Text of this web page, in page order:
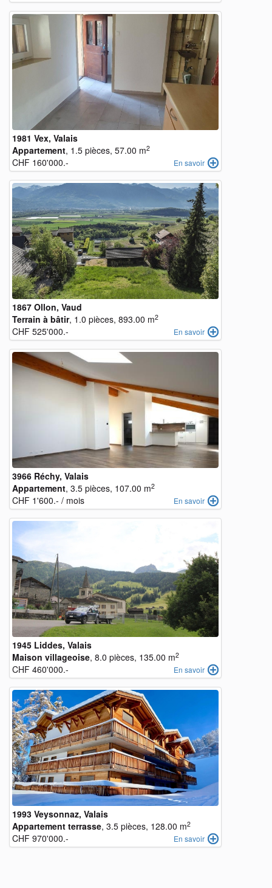
1981 Vex, Valais
Appartement, 1.5 pièces, 57.00 m2
CHF 160'000.- En savoir
1867 Ollon, Vaud
Terrain à bâtir, 1.0 pièces, 893.00 m2
CHF 525'000.- En savoir
3966 Réchy, Valais
Appartement, 3.5 pièces, 107.00 m2
CHF 1'600.- / mois En savoir
1945 Liddes, Valais
Maison villageoise, 8.0 pièces, 135.00 m2
CHF 460'000.- En savoir
1993 Veysonnaz, Valais
Appartement terrasse, 3.5 pièces, 128.00 m2
CHF 970'000.- En savoir